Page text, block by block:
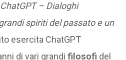
– Dialoghi
spiriti del passato e un
esercita ChatGPT
di vari grandifilosofi del